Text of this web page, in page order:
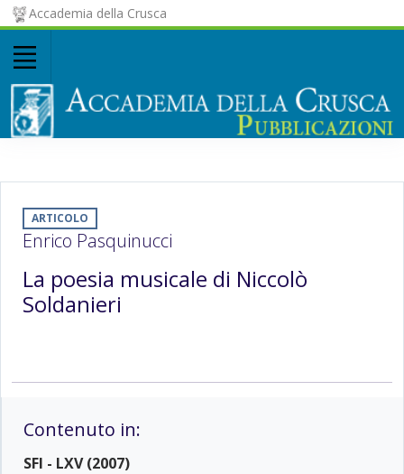
Accademia della Crusca
ARTICOLO
Enrico Pasquinucci
La poesia musicale di Niccolò
Soldanieri
Contenuto in:
SFI - LXV (2007)